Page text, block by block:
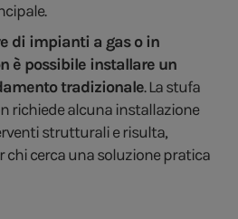
di impianti a gas o in
è possibile installare un
tradizionale. La stufa
richiede alcuna installazione
strutturali e risulta,
chi cerca una soluzione pratica